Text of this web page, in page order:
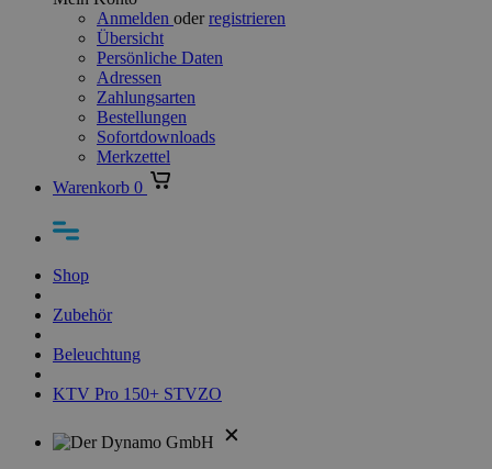
Anmelden oderregistrieren
Übersicht
Persönliche Daten
Adressen
Zahlungsarten
Bestellungen
Sofortdownloads
Merkzettel
Warenkorb 0
Shop
Zubehör
Beleuchtung
KTV Pro 150+ STVZO